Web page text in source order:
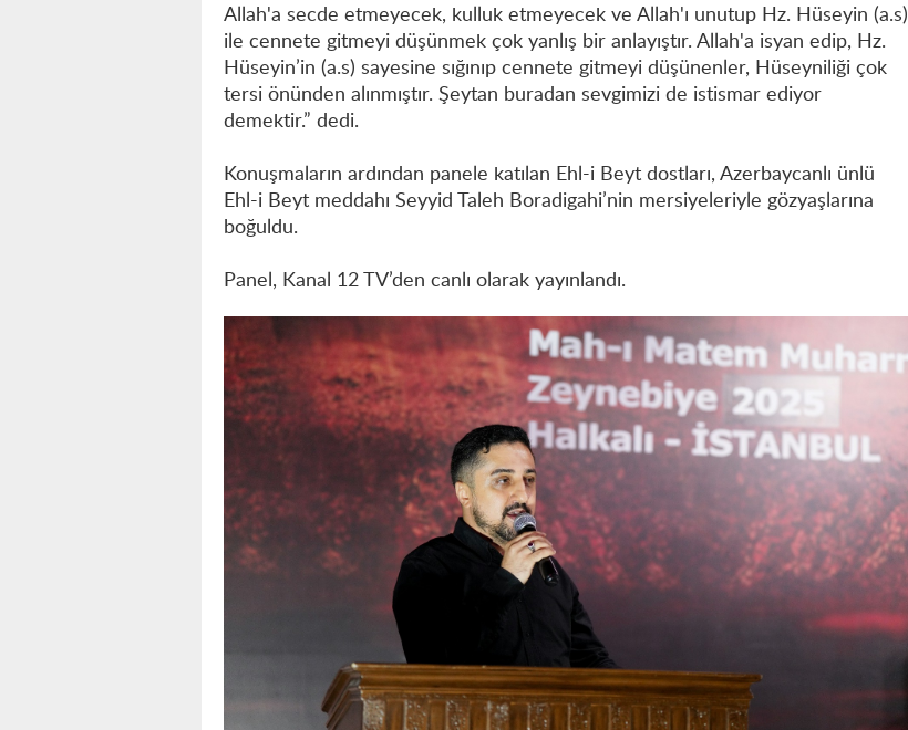
Allah'a secde etmeyecek, kulluk etmeyecek ve Allah'ı unutup Hz. Hüseyin (a.s)
ile cennete gitmeyi düşünmek çok yanlış bir anlayıştır. Allah'a isyan edip, Hz.
Hüseyin’in (a.s) sayesine sığınıp cennete gitmeyi düşünenler, Hüseyniliği çok
tersi önünden alınmıştır. Şeytan buradan sevgimizi de istismar ediyor
demektir.” dedi.
Konuşmaların ardından panele katılan Ehl-i Beyt dostları, Azerbaycanlı ünlü
Ehl-i Beyt meddahı Seyyid Taleh Boradigahi’nin mersiyeleriyle gözyaşlarına
boğuldu.
Panel, Kanal 12 TV’den canlı olarak yayınlandı.